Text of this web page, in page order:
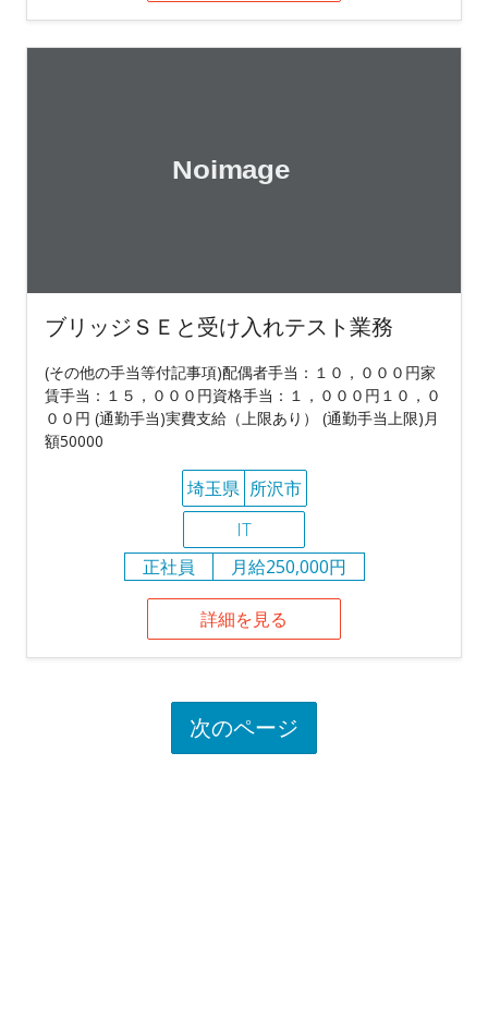
ブリッジＳＥと受け入れテスト業務
(その他の手当等付記事項)配偶者手当：１０，０００円家
賃手当：１５，０００円資格手当：１，０００円１０，０
００円 (通勤手当)実費支給（上限あり） (通勤手当上限)月
額50000
埼玉県 所沢市
IT
正社員
月給250,000円
詳細を見る
次のページ